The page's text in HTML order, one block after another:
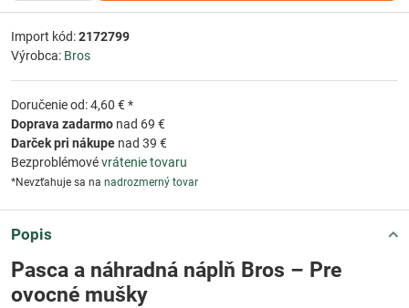
Import kód:2172799
Výrobca: Bros
Doručenie od: 4,60 € *
Doprava zadarmo nad 69 €
Darček pri nákupe nad 39 €
Bezproblémovévrátenie tovaru
*Nevzťahuje sa na nadrozmerný tovar
Popis
Pasca a náhradná náplň Bros – Pre
ovocné mušky